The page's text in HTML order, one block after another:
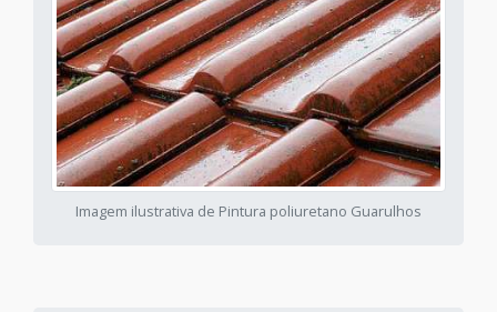
Imagem ilustrativa de Pintura poliuretano Guarulhos